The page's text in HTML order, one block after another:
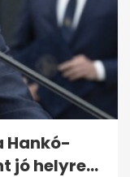
Hankó-
jó helyre...